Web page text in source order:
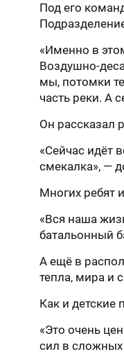
Под его
«Именно в
Воздушно-
мы, потомки
часть реки. А
Он рассказал
«Сейчас идёт
смекалка», —
Многих ребят
«Вся наша
батальонный
А ещё в
тепла, мира и
Как и детские
«Это очень
сил в сложных